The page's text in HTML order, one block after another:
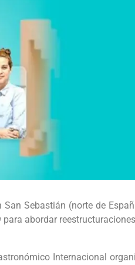
Sebastián (norte de
abordar
Internacional